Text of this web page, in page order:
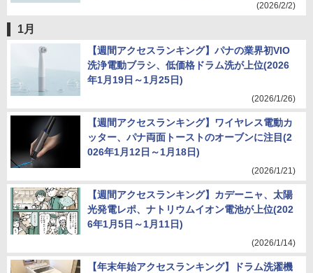
(2026/2/2)
1月
【週間アクセスランキング】パナの業界初VIO
洗浄電動ブラシ、低価格ドラム洗が上位(2026
年1月19日～1月25日)
(2026/1/26)
【週間アクセスランキング】ワイヤレス電動カ
ッター、パナ両面トーストのオーブンに注目(2
026年1月12日～1月18日)
(2026/1/21)
【週間アクセスランキング】カデーニャ、太陽
光発電レポ、ナトリウムイオン電池が上位(202
6年1月5日～1月11日)
(2026/1/14)
【年末年始アクセスランキング】ドラム洗濯機